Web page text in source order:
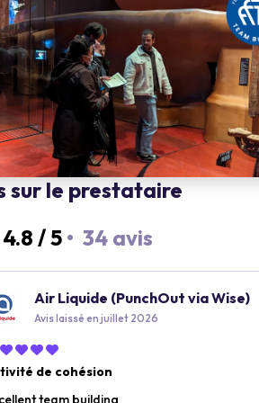
sur le prestataire
4.8 /5 • 34 avis
Air Liquide (PunchOut via Wise)
Avis laissé en juillet 2026
de cohésion
team building